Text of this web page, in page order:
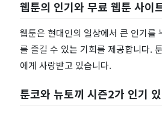
웹툰의 인기와 무료 웹툰 사이
웹툰은 현대인의 일상에서 큰 인기를
를 즐길 수 있는 기회를 제공합니다.
에게 사랑받고 있습니다.
툰코와 뉴토끼 시즌2가 인기